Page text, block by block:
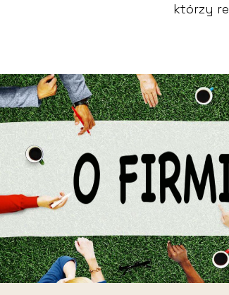
którzy